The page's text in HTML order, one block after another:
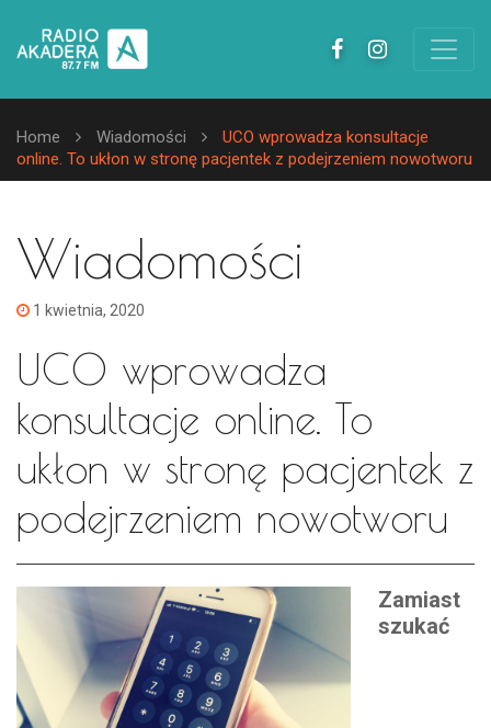
Home Wiadomości
UCO wprowadza konsultacje
online. To ukłon w stronę pacjentek z podejrzeniem nowotworu
Wiadomości
1 kwietnia, 2020
UCO wprowadza
konsultacje online. To
ukłon w stronę pacjentek z
podejrzeniem nowotworu
Zamiast
szukać